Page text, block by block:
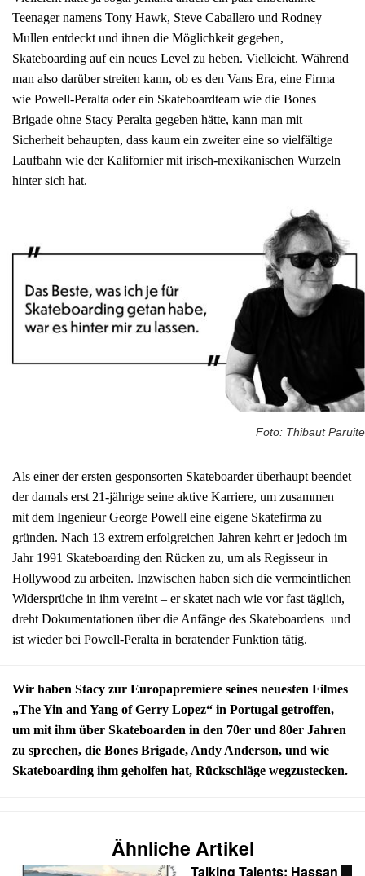
Teenager namens Tony Hawk, Steve Caballero und Rodney
Mullen entdeckt und ihnen die Möglichkeit gegeben,
Skateboarding auf ein neues Level zu heben. Vielleicht. Während
man also darüber streiten kann, ob es den Vans Era, eine Firma
wie Powell-Peralta oder ein Skateboardteam wie die Bones
Brigade ohne Stacy Peralta gegeben hätte, kann man mit
Sicherheit behaupten, dass kaum ein zweiter eine so vielfältige
Laufbahn wie der Kalifornier mit irisch-mexikanischen Wurzeln
hinter sich hat.
Foto: Thibaut Paruite
Als einer der ersten gesponsorten Skateboarder überhaupt beendet
der damals erst 21-jährige seine aktive Karriere, um zusammen
mit dem Ingenieur George Powell eine eigene Skatefirma zu
gründen. Nach 13 extrem erfolgreichen Jahren kehrt er jedoch im
Jahr 1991 Skateboarding den Rücken zu, um als Regisseur in
Hollywood zu arbeiten. Inzwischen haben sich die vermeintlichen
Widersprüche in ihm vereint – er skatet nach wie vor fast täglich,
dreht Dokumentationen über die Anfänge des Skateboardens und
ist wieder bei Powell-Peralta in beratender Funktion tätig.
Wir haben Stacy zur Europapremiere seines neuesten Filmes
„The Yin and Yang of Gerry Lopez“ in Portugal getroffen,
um mit ihm über Skateboarden in den 70er und 80er Jahren
zu sprechen, die Bones Brigade, Andy Anderson, und wie
Skateboarding ihm geholfen hat, Rückschläge wegzustecken.
Ähnliche Artikel
Talking Talents: Hassan